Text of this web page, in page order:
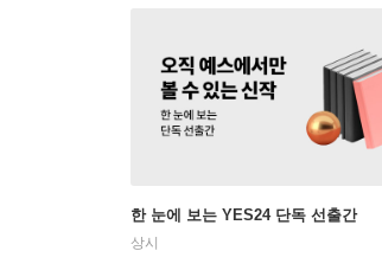
한 눈에 보는 YES24 단독 선출간
상시